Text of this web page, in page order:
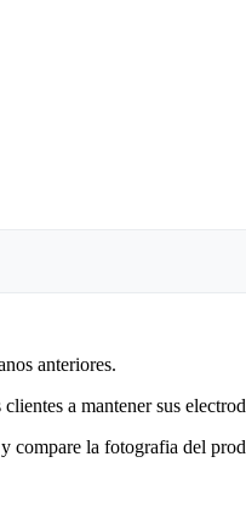
anteriores.
a mantener sus
compare la fotografia del